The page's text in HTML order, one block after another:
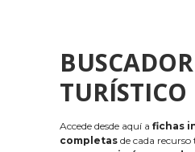
BUSCADOR
TURÍSTICO
Accede desde aquí a fichas
completas de cada